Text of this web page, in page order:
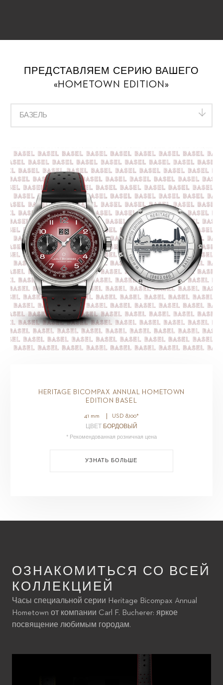
ПРЕДСТАВЛЯЕМ СЕРИЮ ВАШЕГО
«HOMETOWN EDITION»
БАЗЕЛЬ
HERITAGE BICOMPAX ANNUAL HOMETOWN
EDITION BASEL
41 mm USD 8,100*
ЦВЕТ
БОРДОВЫЙ
* Рекомендованная розничная цена
УЗНАТЬ БОЛЬШЕ
ОЗНАКОМИТЬСЯ СО ВСЕЙ
КОЛЛЕКЦИЕЙ
Часы специальной серии Heritage Bicompax Annual
Hometown от компании Carl F. Bucherer: яркое
посвящение любимым городам.